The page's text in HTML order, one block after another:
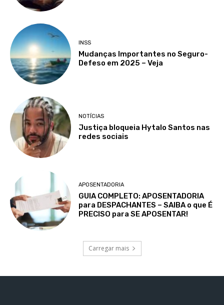
INSS
Mudanças Importantes no Seguro-
Defeso em 2025 – Veja
NOTÍCIAS
Justiça bloqueia Hytalo Santos nas
redes sociais
APOSENTADORIA
GUIA COMPLETO: APOSENTADORIA
para DESPACHANTES – SAIBA o que É
PRECISO para SE APOSENTAR!
Carregar mais